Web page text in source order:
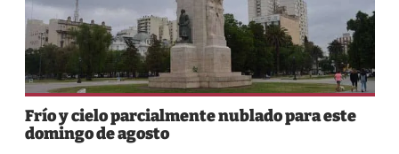
Frío y cielo parcialmente nublado para este
domingo de agosto